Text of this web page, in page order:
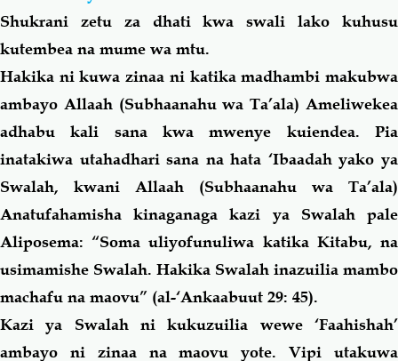
Shukrani zetu za dhati kwa swali lako kuhusu
kutembea na mume wa mtu.
Hakika ni kuwa zinaa ni katika madhambi makubwa
ambayo Allaah (Subhaanahu wa Ta’ala) Ameliwekea
adhabu kali sanakwa mwenye kuiendea. Pia
inatakiwa utahadharisana na hata ‘Ibaadah yako ya
Swalah, kwani Allaah (Subhaanahu wa Ta’ala)
Anatufahamisha kinaganaga kazi ya Swalah pale
Aliposema: “Soma uliyofunuliwa katika Kitabu, na
usimamishe Swalah. Hakika Swalah inazuilia mambo
machafu na maovu” (al-‘Ankaabuut 29: 45).
Kazi ya Swalah ni kukuzuilia wewe ‘Faahishah’
ambayo ni zinaa na maovu yote. Vipi utakuwa